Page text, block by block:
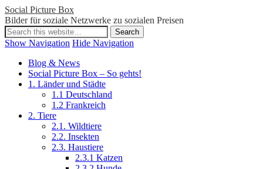
Social Picture Box
Bilder für soziale Netzwerke zu sozialen Preisen
Show Navigation Hide Navigation
Blog & News
Social Picture Box – So gehts!
1. Länder und Städte
1.1 Deutschland
1.2 Frankreich
2. Tiere
2.1. Wildtiere
2.2. Insekten
2.3. Haustiere
2.3.1 Katzen